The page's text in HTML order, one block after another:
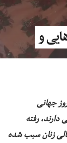
و
جهانی
دارند، رفته
زنان سبب شده